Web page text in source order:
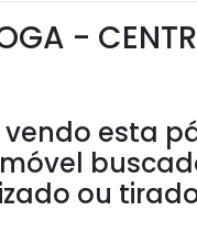
-
esta
ou